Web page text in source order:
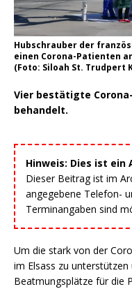
Hubschrauber der
einen Corona-Patienten
(Foto: Siloah St. Trudpert
Vier bestätigte
behandelt.
Hinweis: Dies ist ein
Dieser Beitrag ist im
angegebene Telefon-
Terminangaben sind
Um die stark von der
im Elsass zu
Beatmungsplätze für die